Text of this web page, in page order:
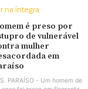
na íntegra
é preso por
de vulnerável
mulher
em
PARAÍSO - Um homem de